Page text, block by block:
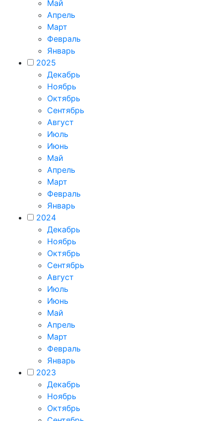
Май
Апрель
Март
Февраль
Январь
2025
Декабрь
Ноябрь
Октябрь
Сентябрь
Август
Июль
Июнь
Май
Апрель
Март
Февраль
Январь
2024
Декабрь
Ноябрь
Октябрь
Сентябрь
Август
Июль
Июнь
Май
Апрель
Март
Февраль
Январь
2023
Декабрь
Ноябрь
Октябрь